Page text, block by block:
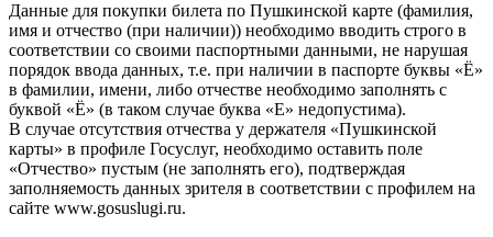
Данные для покупки билета по Пушкинской карте (фамилия,
имя и отчество (при наличии)) необходимо вводить строго в
соответствии со своими паспортными данными, не нарушая
порядок ввода данных, т.е. при наличии в паспорте буквы «Ё»
в фамилии, имени, либо отчестве необходимо заполнять с
буквой «Ё» (в таком случае буква «Е» недопустима).
В случае отсутствия отчества у держателя «Пушкинской
карты» в профиле Госуслуг, необходимо оставить поле
«Отчество» пустым (не заполнять его), подтверждая
заполняемость данных зрителя в соответствии с профилем на
сайте www.gosuslugi.ru.